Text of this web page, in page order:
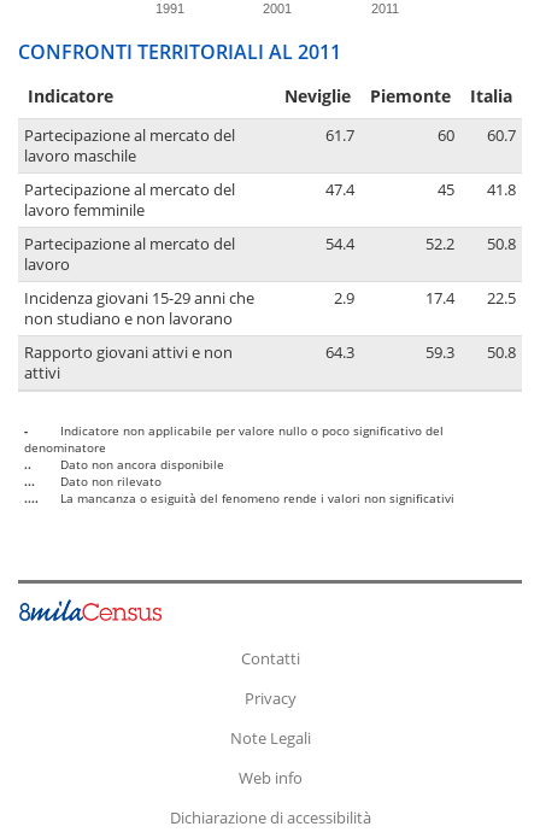
1991 2001 2011
CONFRONTI TERRITORIALI AL 2011
Indicatore Neviglie Piemonte Italia
Partecipazione al mercato del
lavoro maschile
61.7 60 60.7
Partecipazione al mercato del
lavoro femminile
47.4 45 41.8
Partecipazione al mercato del
lavoro
54.4 52.2 50.8
Incidenza giovani 15-29 anni che
non studiano e non lavorano
2.9 17.4 22.5
Rapporto giovani attivi e non
attivi
64.3 59.3 50.8
-
Indicatore non applicabile per valore nullo o poco significativo del
denominatore
..
Dato non ancora disponibile
...
Dato non rilevato
....
La mancanza o esiguità del fenomeno rende i valori non significativi
Contatti
Privacy
Note Legali
Web info
Dichiarazione di accessibilità